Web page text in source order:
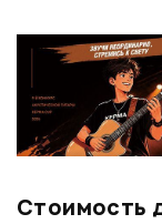
Стоимость